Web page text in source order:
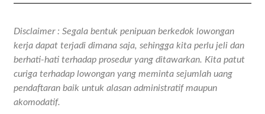
Disclaimer : Segala bentuk penipuan berkedok lowongan
kerja dapat terjadi dimana saja, sehingga kita perlu jeli dan
berhati-hati terhadap prosedur yang ditawarkan. Kita patut
curiga terhadap lowongan yang meminta sejumlah uang
pendaftaran baik untuk alasan administratif maupun
akomodatif.